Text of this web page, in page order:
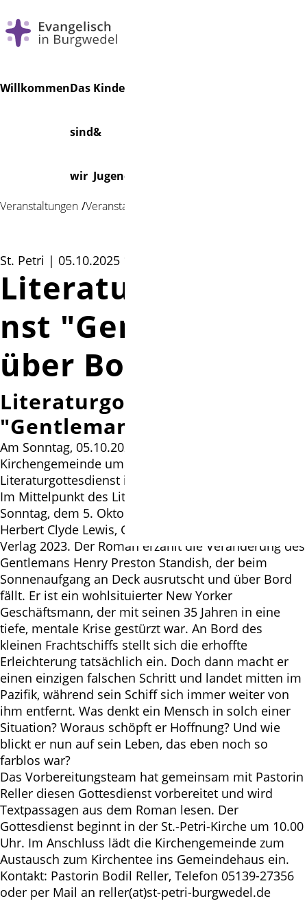
überspringen
WillkommenDas
sind
wir
Kinder
&
Jugend
Veranstaltungen Veranstaltung
St. Petri | 05.10.2025 10:00
Literaturgottesdie
nst "Gentleman
über Bord"
Literaturgottesdienst
"Gentleman über Bord"
Am Sonntag, 05.10.2025, lädt die St.-Petri-
Kirchengemeinde um 10.00 Uhr zum
Literaturgottesdienst in die St.-Petri-Kirche ein.
Im Mittelpunkt des Literaturgottesdienstes am
Sonntag, dem 5. Oktober 2025, steht der Roman von
Herbert Clyde Lewis, Gentleman über Bord, Mare-
Verlag 2023. Der Roman erzählt die Veränderung des
Gentlemans Henry Preston Standish, der beim
Sonnenaufgang an Deck ausrutscht und über Bord
fällt. Er ist ein wohlsituierter New Yorker
Geschäftsmann, der mit seinen 35 Jahren in eine
tiefe, mentale Krise gestürzt war. An Bord des
kleinen Frachtschiffs stellt sich die erhoffte
Erleichterung tatsächlich ein. Doch dann macht er
einen einzigen falschen Schritt und landet mitten im
Pazifik, während sein Schiff sich immer weiter von
ihm entfernt. Was denkt ein Mensch in solch einer
Situation? Woraus schöpft er Hoffnung? Und wie
blickt er nun auf sein Leben, das eben noch so
farblos war?
Das Vorbereitungsteam hat gemeinsam mit Pastorin
Reller diesen Gottesdienst vorbereitet und wird
Textpassagen aus dem Roman lesen. Der
Gottesdienst beginnt in der St.-Petri-Kirche um 10.00
Uhr. Im Anschluss lädt die Kirchengemeinde zum
Austausch zum Kirchentee ins Gemeindehaus ein.
Kontakt: Pastorin Bodil Reller, Telefon 05139-27356
oder per Mail an reller(at)st-petri-burgwedel.de